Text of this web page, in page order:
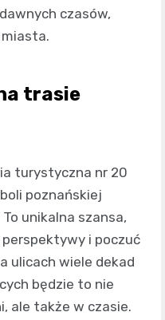
czasów,
trasie
turystyczna nr 20
poznańskiej
unikalna szansa,
perspektywy i poczuć
ulicach wiele dekad
będzie to nie
ale także w czasie.